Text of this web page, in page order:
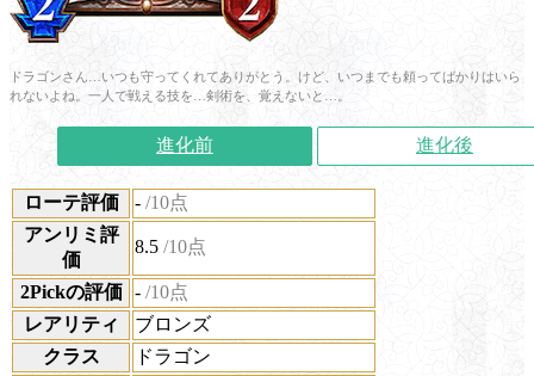
ドラゴンさん…いつも守ってくれてありがとう。けど、いつまでも頼ってばかりはいら
れないよね。一人で戦える技を…剣術を、覚えないと…。
進化前 進化後
ローテ評価 - /10点
アンリミ評
価
8.5 /10点
2Pickの評価 - /10点
レアリティ
ブロンズ
クラス
ドラゴン